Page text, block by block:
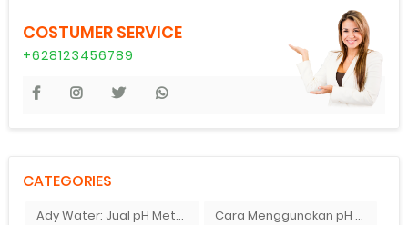
COSTUMER SERVICE
+628123456789
CATEGORIES
Ady Water: Jual pH Meter Merek Ionix Cara Menggunakan pH Meter Digital | Ady Water Menjual pH Meter